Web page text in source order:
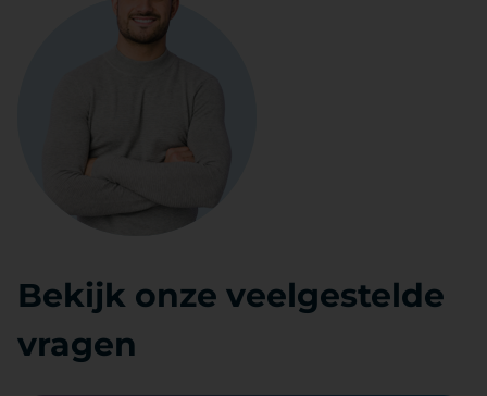
Bekijk onze veelgestelde
vragen